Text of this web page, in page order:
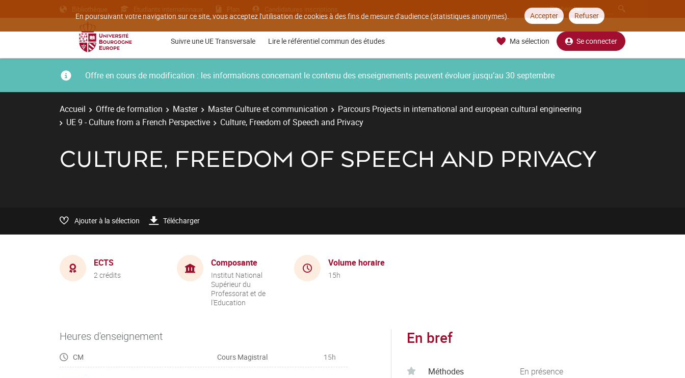
En poursuivant votre navigation sur ce site, vous acceptez l'utilisation de cookies à des fins de mesure d'audience (statistiques anonymes). Accepter Refuser
Bibliothèque Etudiants internationaux Plan Candidatures inscriptions
Suivre une UE Transversale Lire le référentiel commun des études Ma sélection Se connecter
Offre en cours de modification : les informations concernant le contenu des enseignements peuvent évoluer jusqu’au 30 septembre
Accueil Offre de formation Master Master Culture et communication
Parcours Projects in international and european cultural engineering
UE 9 - Culture from a French Perspective
Culture, Freedom of Speech and Privacy
CULTURE, FREEDOM OF SPEECH AND PRIVACY
Ajouter à la sélection Télécharger
ECTS
2 crédits
Composante
Institut National
Supérieur du
Professorat et de
l'Education
Volume horaire
15h
Heures d'enseignement
CM Cours Magistral 15h
En bref
Méthodes
En présence